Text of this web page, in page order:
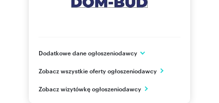
Dodatkowe dane ogłoszeniodawcy
ul. Salwatorska 14
małopolskie
Zobacz wszystkie oferty ogłoszeniodawcy
Zobacz wizytówkę ogłoszeniodawcy